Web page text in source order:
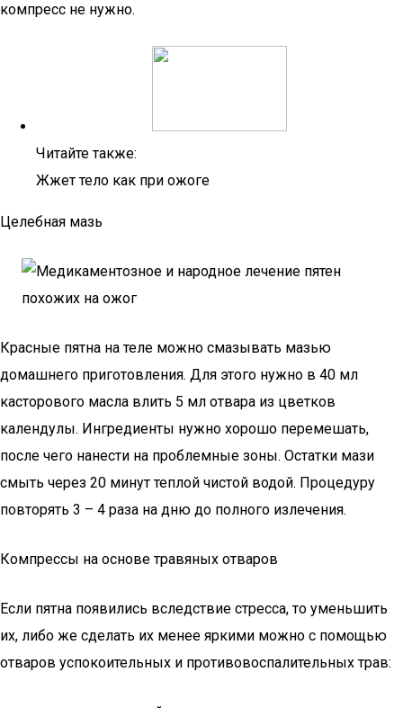
компресс не нужно.
Читайте также:
Жжет тело как при ожоге
Целебная мазь
Красные пятна на теле можно смазывать мазью
домашнего приготовления. Для этого нужно в 40 мл
касторового масла влить 5 мл отвара из цветков
календулы. Ингредиенты нужно хорошо перемешать,
после чего нанести на проблемные зоны. Остатки мази
смыть через 20 минут теплой чистой водой. Процедуру
повторять 3 – 4 раза на дню до полного излечения.
Компрессы на основе травяных отваров
Если пятна появились вследствие стресса, то уменьшить
их, либо же сделать их менее яркими можно с помощью
отваров успокоительных и противовоспалительных трав: